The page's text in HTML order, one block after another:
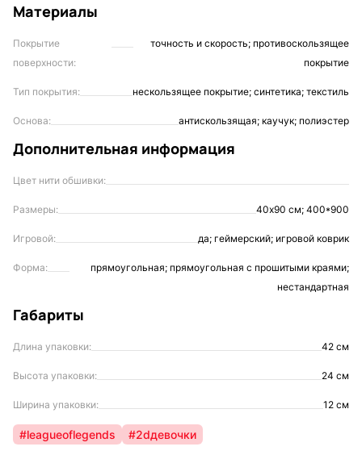
Материалы
Покрытие
поверхности:
точность и скорость; противоскользящее
покрытие
Тип покрытия: нескользящее покрытие; синтетика; текстиль
Основа: антискользящая; каучук; полиэстер
Дополнительная информация
Цвет нити обшивки:
Размеры: 40х90 см; 400*900
Игровой: да; геймерский; игровой коврик
Форма:
прямоугольная; прямоугольная с прошитыми краями;
нестандартная
Габариты
Длина упаковки: 42 см
Высота упаковки: 24 см
Ширина упаковки: 12 см
#leagueoflegends #2dдевочки